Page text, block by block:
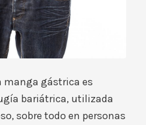
manga gástrica es
bariátrica, utilizada
sobre todo en personas